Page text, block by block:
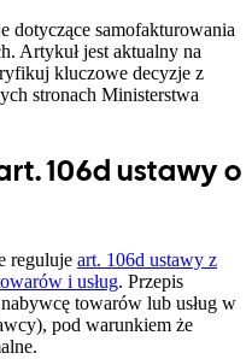
dotyczące samofakturowania
Artykuł jest aktualny na
kluczowe decyzje z
stronach Ministerstwa
106d ustawy o
reguluje art. 106d ustawy z
i usług. Przepis
towarów lub usług w
pod warunkiem że